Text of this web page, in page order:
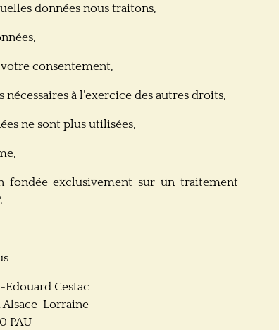
données nous traitons,
consentement,
à l’exercice des autres droits,
ne sont plus utilisées,
fondée exclusivement sur un traitement
Cestac
Alsace-Lorraine
PAU